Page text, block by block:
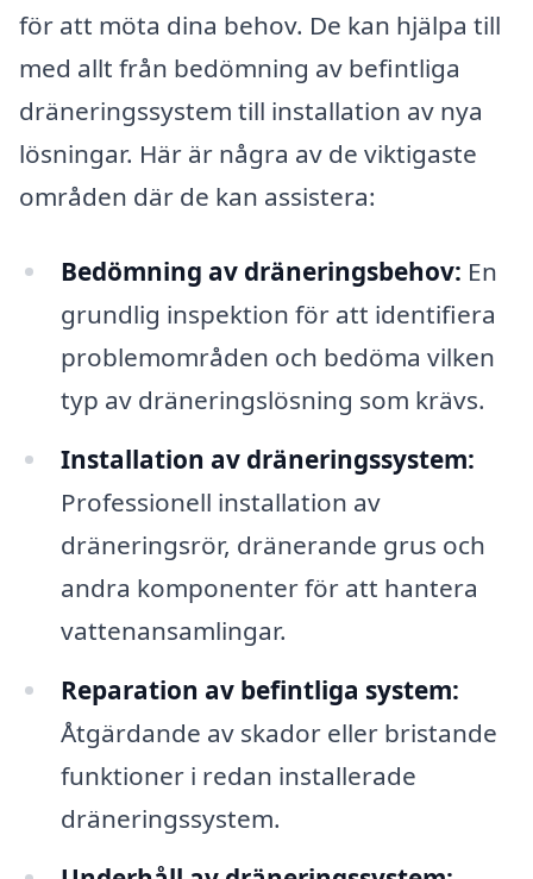
för att möta dina behov. De kan hjälpa till
med allt från bedömning av befintliga
dräneringssystem till installation av nya
lösningar. Här är några av de viktigaste
områden där de kan assistera:
Bedömning av dräneringsbehov: En
grundlig inspektion för att identifiera
problemområden och bedöma vilken
typ av dräneringslösning som krävs.
Installation av dräneringssystem:
Professionell installation av
dräneringsrör, dränerande grus och
andra komponenter för att hantera
vattenansamlingar.
Reparation av befintliga system:
Åtgärdande av skador eller bristande
funktioner i redan installerade
dräneringssystem.